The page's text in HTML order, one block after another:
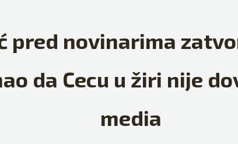
pred novinarima
da Cecu u žiri nije
media